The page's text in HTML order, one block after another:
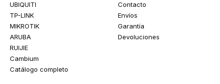
UBIQUITI
TP-LINK
MIKROTIK
ARUBA
RUIJIE
Cambium
Catálogo completo
Contacto
Envíos
Garantía
Devoluciones